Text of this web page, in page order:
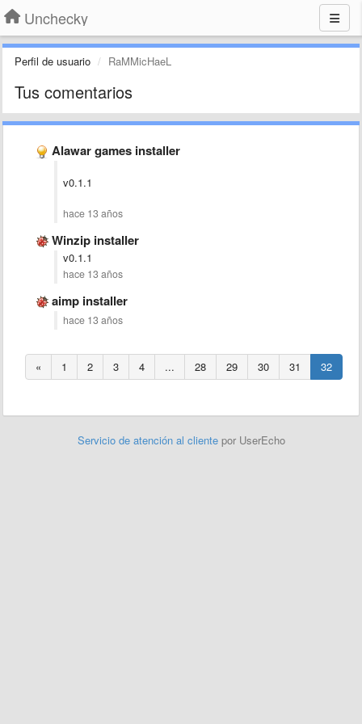
Unchecky
Perfil de usuario RaMMicHaeL
Tus comentarios
Alawar games installer
v0.1.1
hace 13 años
Winzip installer
v0.1.1
hace 13 años
aimp installer
hace 13 años
« 1 2 3 4 ... 28 29 30 31 32
Servicio de atención al cliente por UserEcho